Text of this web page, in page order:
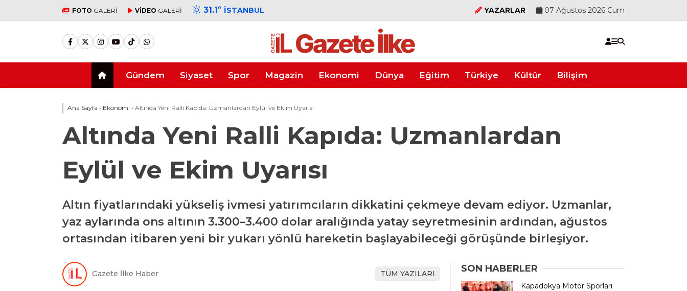
FOTO GALERİ VİDEO GALERİ 31.1° İSTANBUL YAZARLAR 07 Ağustos 2026 Cum
Gündem Siyaset Spor Magazin Ekonomi Dünya Eğitim Türkiye Kültür Bilişim
Ana Sayfa › Ekonomi › Altında Yeni Ralli Kapıda: Uzmanlardan Eylül ve Ekim Uyarısı
Altında Yeni Ralli Kapıda: Uzmanlardan
Eylül ve Ekim Uyarısı
Altın fiyatlarındaki yükseliş ivmesi yatırımcıların dikkatini çekmeye devam ediyor. Uzmanlar,
yaz aylarında ons altının 3.300–3.400 dolar aralığında yatay seyretmesinin ardından, ağustos
ortasından itibaren yeni bir yukarı yönlü hareketin başlayabileceği görüşünde birleşiyor.
Gazete İlke Haber TÜM YAZILARI SON HABERLER
Kapadokya Motor Sporları